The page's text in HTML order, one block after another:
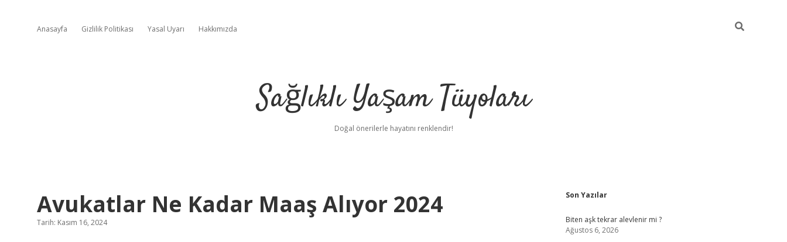
Anasayfa Gizlilik Politikası Yasal Uyarı Hakkımızda
Sağlıklı Yaşam Tüyoları
Doğal önerilerle hayatını renklendir!
Avukatlar Ne Kadar Maaş Alıyor 2024
Tarih: Kasım 16, 2024
Sidebar
Son Yazılar
Biten aşk tekrar alevlenir mi ?
Ağustos 6, 2026